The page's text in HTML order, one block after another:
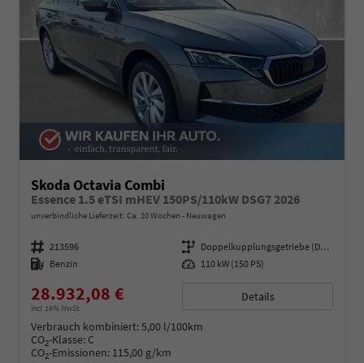
Skoda Octavia Combi
Essence 1.5 eTSI mHEV 150PS/110kW DSG7 2026
unverbindliche Lieferzeit: Ca. 10 Wochen Neuwagen
Fahrzeugnummer 213596 Getriebe
Doppelkupplungsgetriebe (DSG)
Kraftstoff Benzin Leistung 110 kW (150 PS)
28.932,08 €
incl. 19% MwSt.
Details
Verbrauch kombiniert:5,00 l/100km
CO2-Klasse: C
CO2-Emissionen: 115,00 g/km